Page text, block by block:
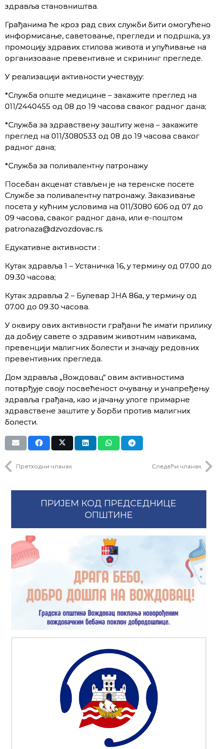
здравља становништва.
Грађанима ће кроз рад свих служби бити омогућено
информисање, саветовање, прегледи и подршка, уз
промоцију здравих стилова живота и упућивање на
организоване превентивне и скрининг прегледе.
У реализацији активности учествују:
*Служба опште медицине – закажите преглед на
011/2440455 од 08 до 19 часова сваког радног дана;
*Служба за здравствену заштиту жена – закажите
преглед на 011/3080533 од 08 до 19 часова сваког
радног дана;
*Служба за поливалентну патронажу
Посебан акценат стављен је на теренске посете
Службе за поливалентну патронажу. Заказивање
посета у кућним условима на 011/3080 606 од 07 до
09 часова, сваког радног дана, или е-поштом
patronaza@dzvozdovac.rs.
Едукативне активности :
Кутак здравља 1 – Устаничка 16, у термину од 07.00 до
09.30 часова;
Кутак здравља 2 – Булевар ЈНА 86а, у термину од
07.00 до 09.30 часова.
У оквиру ових активности грађани ће имати прилику
да добију савете о здравим животним навикама,
превенцији малигних болести и значају редовних
превентивних прегледа.
Дом здравља „Вождовац“ овим активностима
потврђује своју посвећеност очувању и унапређењу
здравља грађана, као и јачању улоге примарне
здравствене заштите у борби против малигних
болести.
Претходни чланак Следећи чланак
ПРИЈЕМ КОД ПРЕДСЕДНИЦЕ
ОПШТИНЕ